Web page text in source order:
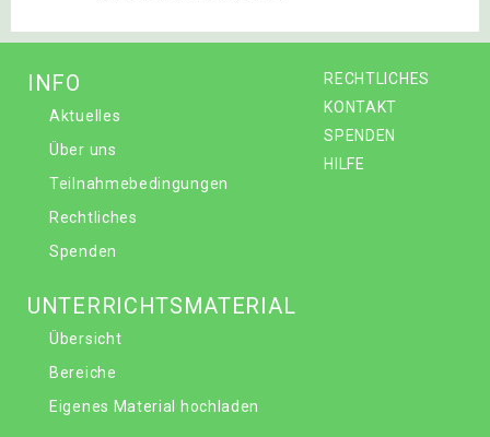
RECHTLICHES
KONTAKT
SPENDEN
HILFE
INFO
Aktuelles
Über uns
Teilnahmebedingungen
Rechtliches
Spenden
UNTERRICHTSMATERIAL
Übersicht
Bereiche
Eigenes Material hochladen